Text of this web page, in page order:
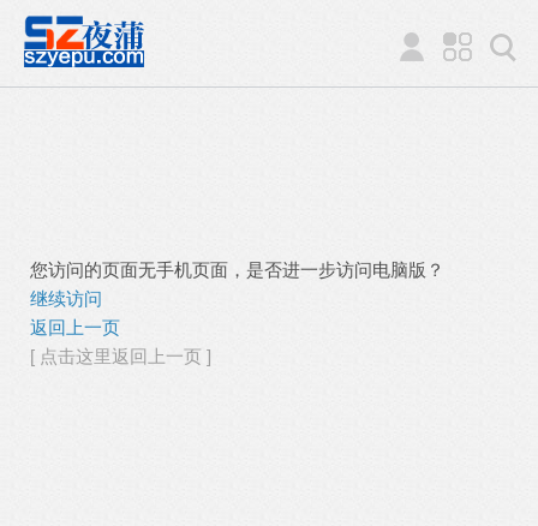
您访问的页面无手机页面，是否进一步访问电脑版？
继续访问
返回上一页
[ 点击这里返回上一页 ]